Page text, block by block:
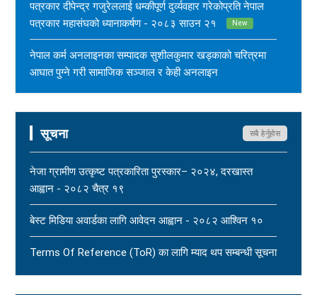
पत्रकार दीपेन्द्र गजुरेललाई धम्कीपूर्ण दुर्व्यवहार गरेकोप्रति नेपाल
पत्रकार महासंघको ध्यानाकर्षण - २०८३ साउन २१
New
नेपाल कर्म अनलाइनका सम्पादक सुशीलकुमार खड्काको चरित्रमा
आघात पुग्ने गरी सामाजिक सञ्जाल र केही अनलाइन
महासंघ बैतडी शाखाका अध्यक्ष नरिदत्त बडुलाई पितृशोक परेको दुःखद्
खबरले नेपाल पत्रकार महासंघ स्तब्ध र दुःखी - २०८३ साउन १७
New
धार्मिक सहिष्णुता, सामाजिक सद्भाव र शान्ति कायम राख्न नेपाल
पत्रकार महासंघको आग्रह - २०८३ साउन १५
New
सूचना सबै हेर्नुहोस
नेजा ग्रामीण उत्कृष्ट पत्रकारिता पुरस्कार– २०२४, दरखास्त
आह्वान - २०८२ चैत्र १९
बेस्ट मिडिया अवार्डका लागि आवेदन आह्वान - २०८२ आश्विन १०
Terms Of Reference (ToR) का लागि म्याद थप सम्बन्धी सूचना